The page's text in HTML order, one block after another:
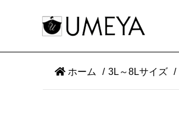
ホーム 3L～8Lサイズ